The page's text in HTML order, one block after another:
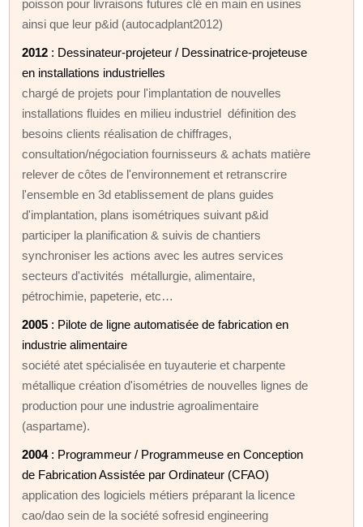
poisson pour livraisons futures clé en main en usines
ainsi que leur p&id (autocadplant2012)
2012 : Dessinateur-projeteur / Dessinatrice-projeteuse
en installations industrielles
chargé de projets pour l'implantation de nouvelles
installations fluides en milieu industriel définition des
besoins clients réalisation de chiffrages,
consultation/négociation fournisseurs & achats matière
relever de côtes de l'environnement et retranscrire
l'ensemble en 3d etablissement de plans guides
d'implantation, plans isométriques suivant p&id
participer la planification & suivis de chantiers
synchroniser les actions avec les autres services
secteurs d'activités métallurgie, alimentaire,
pétrochimie, papeterie, etc…
2005 : Pilote de ligne automatisée de fabrication en
industrie alimentaire
société atet spécialisée en tuyauterie et charpente
métallique création d'isométries de nouvelles lignes de
production pour une industrie agroalimentaire
(aspartame).
2004: Programmeur / Programmeuse en Conception
de Fabrication Assistée par Ordinateur (CFAO)
application des logiciels métiers préparant la licence
cao/dao sein de la société sofresid engineering